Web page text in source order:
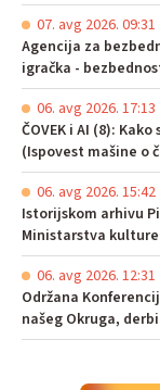
07. avg 2026. 09:31
Agencija za
igračka -
06. avg 2026. 17:13
ČOVEK i AI (8):
(Ispovest mašine o
06. avg 2026. 15:42
Istorijskom arhivu
Ministarstva kulture
06. avg 2026. 12:31
Održana
našeg Okruga,